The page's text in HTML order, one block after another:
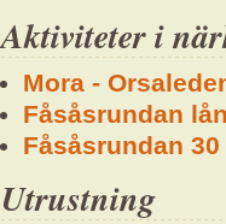
Aktiviteter i
Mora -
Fåsåsrundan
Fåsåsrundan
Utrustning